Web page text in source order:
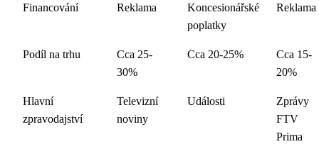
Financování Reklama
Koncesionářské
poplatky
Reklama
Podíl na trhu
Cca 25-
30%
Cca 20-25%
Cca 15-
20%
Hlavní
zpravodajství
Televizní
noviny
Události
Zprávy
FTV
Prima